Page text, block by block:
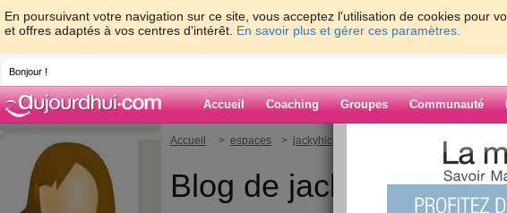
En poursuivant votre navigation sur ce site, vous acceptez l'utilisation de cookies pour
et offres adaptés à vos centres d'intérêt. En savoir plus et gérer ces paramètres.
Bonjour !
Accueil Coaching Groupes Communauté
Accueil > espaces > jackyhichem
Blog de jackyhichem